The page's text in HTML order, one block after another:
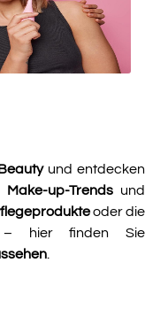
und entdecken
Make-up-Trendsund
oder die
hier finden Sie